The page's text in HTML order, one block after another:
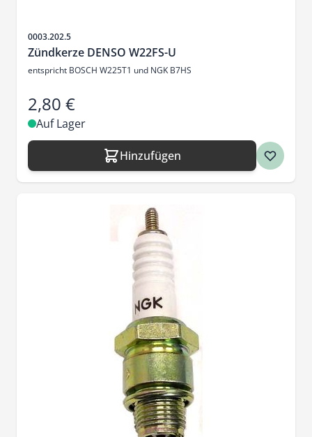
Artikelnr.
0003.202.5
Zündkerze DENSO W22FS-U
entspricht BOSCH W225T1 und NGK B7HS
2,80 €
Auf Lager
Hinzufügen